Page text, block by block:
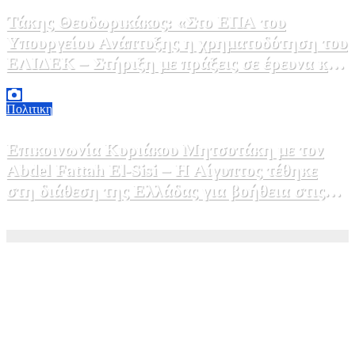
Τάκης Θεοδωρικάκος: «Στο ΕΠΑ του
Υπουργείου Ανάπτυξης η χρηματοδότηση του
ΕΛΙΔΕΚ – Στήριξη με πράξεις σε έρευνα και
καινοτομία»
Πολιτικη
Επικοινωνία Κυριάκου Μητσοτάκη με τον
Abdel Fattah El-Sisi – Η Αίγυπτος τέθηκε
στη διάθεση της Ελλάδας για βοήθεια στις